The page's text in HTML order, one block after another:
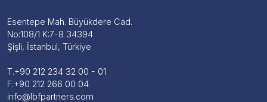
Esentepe Mah. Büyükdere Cad.
No:108/1 K:7-8 34394
Şişli, İstanbul, Türkiye
T.+90 212 234 32 00 - 01
F.+90 212 266 00 04
info@lbfpartners.com